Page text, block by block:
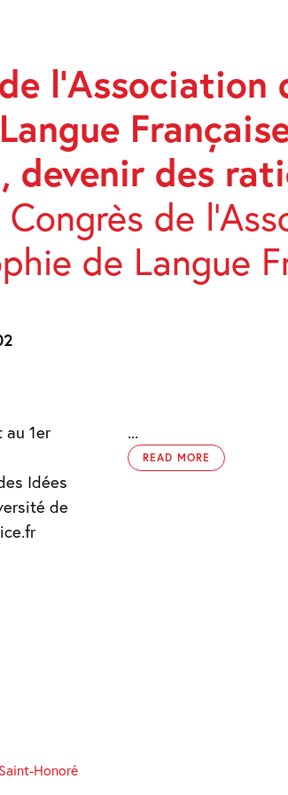
l’Association
devenir des
de
de Langue
au 1er
Idées
...
READ MORE
Honoré